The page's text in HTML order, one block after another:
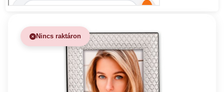
Nincs raktáron